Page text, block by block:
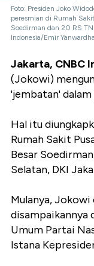
Foto: Presiden Joko
peresmian di Rumah
Soedirman dan 20 RS
Indonesia/Emir
Jakarta, CNBC
(Jokowi)
'jembatan'
Hal itu
Rumah Sakit
Besar
Selatan, DKI
Mulanya,
disampaikannya
Umum Partai
Istana